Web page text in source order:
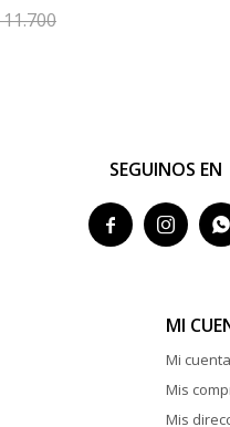
11.700
SEGUINOS EN
  
MI
Mi cuenta
Mis
Mis